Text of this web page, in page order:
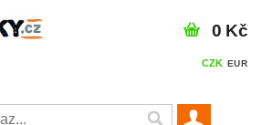
CZK EUR
0 Kč